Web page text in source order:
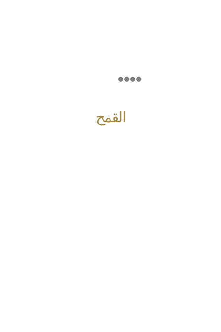
القمح